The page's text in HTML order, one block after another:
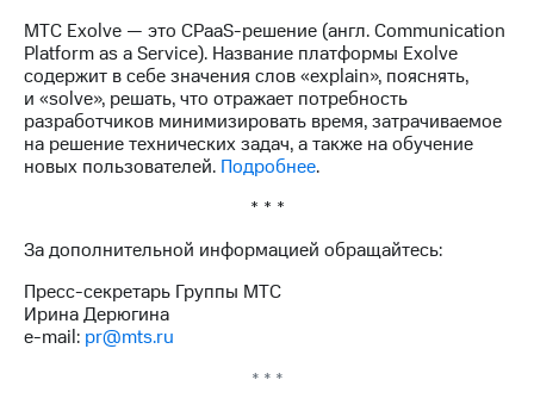
МТС Exolve — это CPaaS-решение (англ. Communication
Platform as a Service). Название платформы Exolve
содержит в себе значения слов «explain», пояснять,
и «solve», решать, что отражает потребность
разработчиков минимизировать время, затрачиваемое
на решение технических задач, а также на обучение
новых пользователей. Подробнее.
* * *
За дополнительной информацией обращайтесь:
Пресс-секретарь Группы МТС
Ирина Дерюгина
e-mail: pr@mts.ru
* * *